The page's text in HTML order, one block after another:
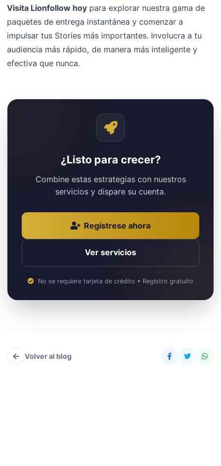
Visita Lionfollow hoy para explorar nuestra gama de
paquetes de entrega instantánea y comenzar a
impulsar tus Stories más importantes. Involucra a tu
audiencia más rápido, de manera más inteligente y
efectiva que nunca.
¿Listo para crecer?
Combine estas estrategias con nuestros
servicios y dispare su cuenta.
Regístrese ahora
Ver servicios
No se requiere tarjeta de crédito • Registro gratuito
Volver al blog